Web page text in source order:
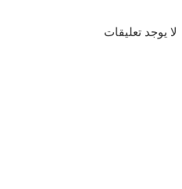
لا يوجد تعليقات